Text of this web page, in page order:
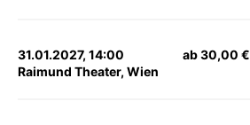
31.01.2027, 14:00
Raimund Theater, Wien
ab 30,00 €